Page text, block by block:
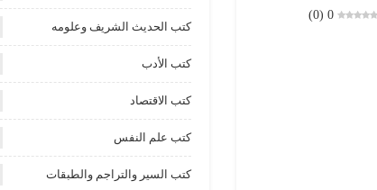
0
(
0
)
كتب الحديث الشريف وعلومه
كتب الأدب
كتب الاقتصاد
كتب علم النفس
كتب السير والتراجم والطبقات